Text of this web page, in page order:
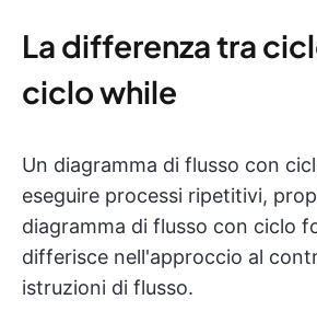
La differenza tra
ciclo while
Un diagramma di flusso con
eseguire processi ripetitivi,
diagramma di flusso con ciclo
differisce nell'approccio al
istruzioni di flusso.